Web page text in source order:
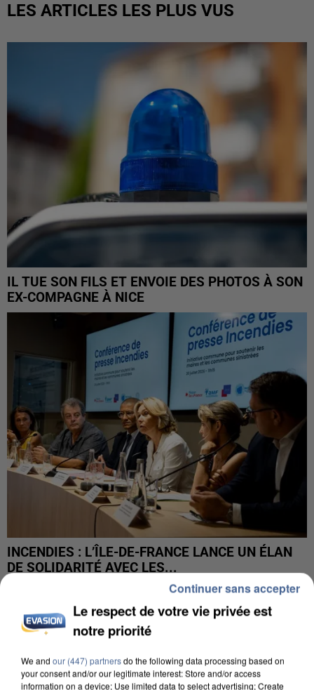
LES ARTICLES LES PLUS VUS
IL TUE SON FILS ET ENVOIE DES PHOTOS À SON
EX-COMPAGNE À NICE
INCENDIES : L’ÎLE-DE-FRANCE LANCE UN ÉLAN
DE SOLIDARITÉ AVEC LES...
Le respect de votre vie privée est
notre priorité
We and our (447) partnersdo the following data processing based on
your consent and/or our legitimate interest: Store and/or access
information on a device; Use limited data to select advertising; Create
Continuer sans accepter